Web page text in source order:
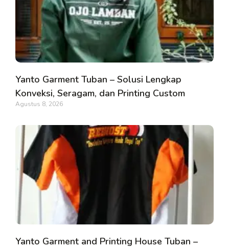
Yanto Garment Tuban – Solusi Lengkap
Konveksi, Seragam, dan Printing Custom
Agustus 8, 2026
Yanto Garment and Printing House Tuban –